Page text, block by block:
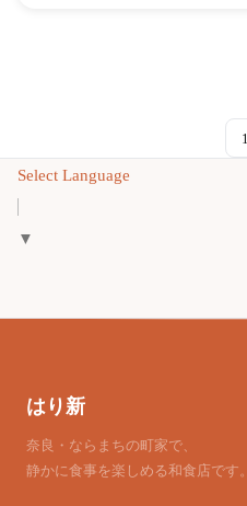
1
Select Language
▼
はり新
奈良・ならまちの町家で、
静かに食事を楽しめる和食店です。